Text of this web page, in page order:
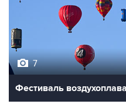
7
Фестиваль